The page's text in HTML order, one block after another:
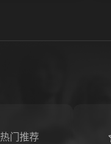
热门推荐